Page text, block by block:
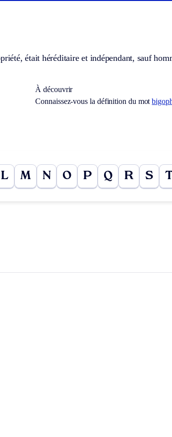
était héréditaire et indépendant, sauf
À découvrir
Connaissez-vous la définition du mot
L M N O P Q R S